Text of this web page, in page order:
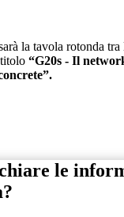
la tavola rotonda
“G20s - Il
le